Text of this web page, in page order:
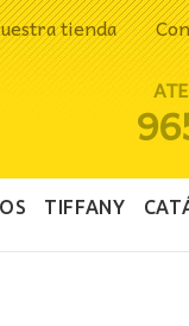
tienda
TIFFANY